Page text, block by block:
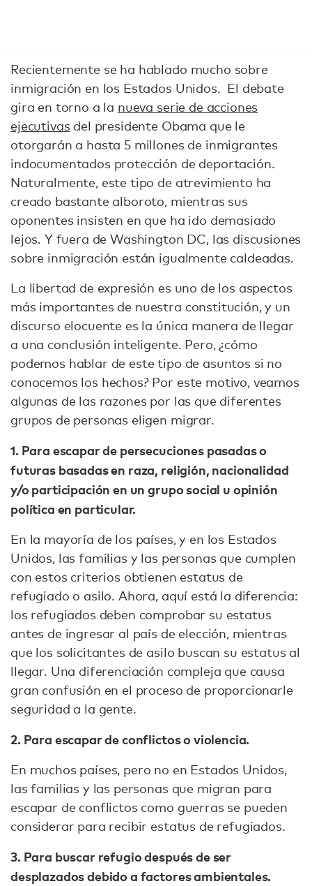
Recientemente se ha hablado mucho sobre
inmigración en los Estados Unidos. El debate
gira en torno a la nueva serie de acciones
ejecutivasdel presidente Obama que le
otorgarán a hasta 5 millones de inmigrantes
indocumentados protección de deportación.
Naturalmente, este tipo de atrevimiento ha
creado bastante alboroto, mientras sus
oponentes insisten en que ha ido demasiado
lejos. Y fuera de Washington DC, las discusiones
sobre inmigración están igualmente caldeadas.
La libertad de expresión es uno de los aspectos
más importantes de nuestra constitución, y un
discurso elocuente es la única manera de llegar
a una conclusión inteligente. Pero, ¿cómo
podemos hablar de este tipo de asuntos si no
conocemos los hechos? Por este motivo, veamos
algunas de las razones por las que diferentes
grupos de personas eligen migrar.
1. Para escapar de persecuciones pasadas o
futuras basadas en raza, religión, nacionalidad
y/o participación en un grupo social u opinión
política en particular.
En la mayoría de los países, y en los Estados
Unidos, las familias y las personas que cumplen
con estos criterios obtienen estatus de
refugiado o asilo. Ahora, aquí está la diferencia:
los refugiados deben comprobar su estatus
antes de ingresar al país de elección, mientras
que los solicitantes de asilo buscan su estatus al
llegar. Una diferenciación compleja que causa
gran confusión en el proceso de proporcionarle
seguridad a la gente.
2. Para escapar de conflictos o violencia.
En muchos países, pero no en Estados Unidos,
las familias y las personas que migran para
escapar de conflictos como guerras se pueden
considerar para recibir estatus de refugiados.
3. Para buscar refugio después de ser
desplazados debido a factores ambientales.